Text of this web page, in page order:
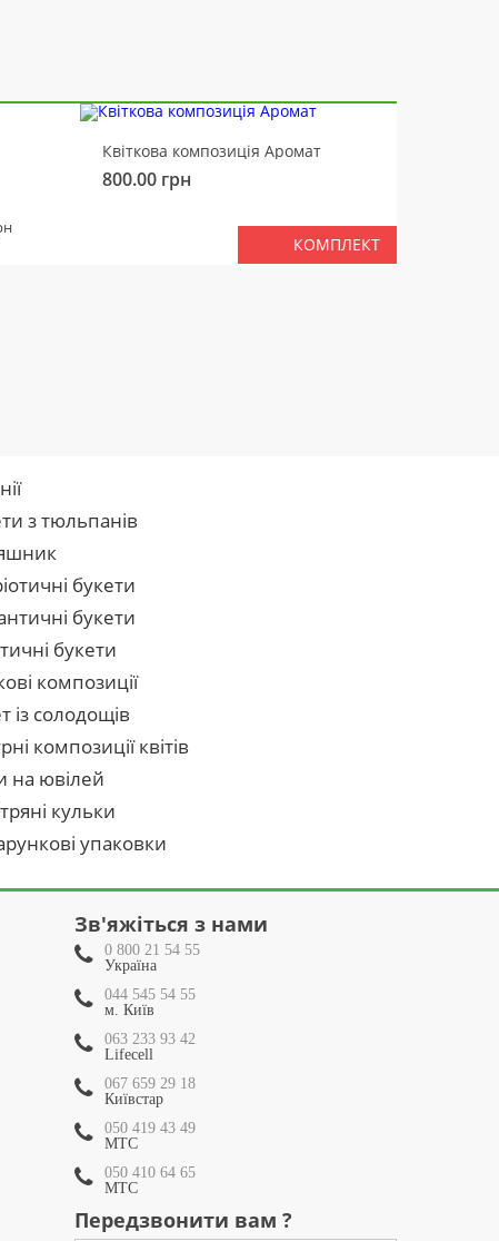
Квіткова композиція Аромат
800.00 грн
КОМПЛЕКТ
з тюльпанів
букети
букети
букети
композиції
із солодощів
композиції квітів
на ювілей
кульки
упаковки
Зв'яжіться з нами
0 800 21 54 55
Україна
044 545 54 55
м. Київ
063 233 93 42
Lifecell
067 659 29 18
Київстар
050 419 43 49
МТС
050 410 64 65
МТС
Передзвонити вам ?